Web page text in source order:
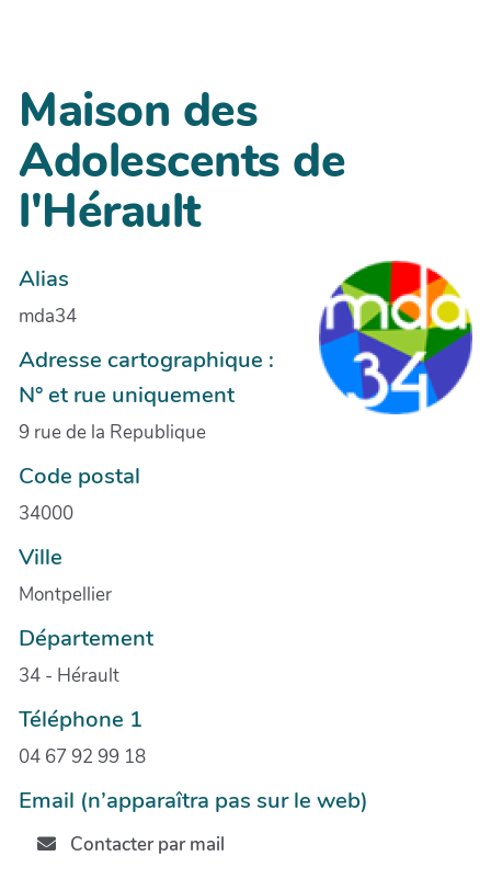
Maison des
Adolescents de
l'Hérault
Alias
mda34
Adresse cartographique :
N° et rue uniquement
9 rue de la Republique
Code postal
34000
Ville
Montpellier
Département
34 - Hérault
Téléphone 1
04 67 92 99 18
Email (n’apparaîtra pas sur le web)
Contacter par mail